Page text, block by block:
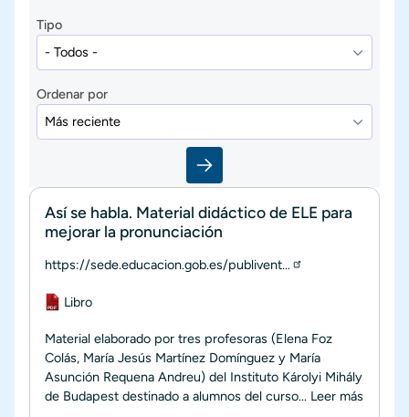
Tipo
Ordenar por
Así se habla. Material didáctico de ELE para
mejorar la pronunciación
https://sede.educacion.gob.es/publivent…
Documento
Libro
Material elaborado por tres profesoras (Elena Foz
Colás, María Jesús Martínez Domínguez y María
Asunción Requena Andreu) del Instituto Károlyi Mihály
de Budapest destinado a alumnos del curso... Leer más